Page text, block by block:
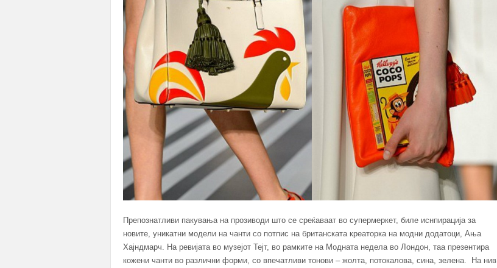
Препознатливи пакувања на прозиводи што се среќаваат во супермеркет, биле иснпирација за
новите, уникатни модели на чанти со потпис на британската креаторка на модни додатоци, Ања
Хајндмарч. На ревијата во музејот Тејт, во рамките на Модната недела во Лондон, таа презентира
кожени чанти во различни форми, со впечатливи тонови – жолта, потокалова, сина, зелена. На нив